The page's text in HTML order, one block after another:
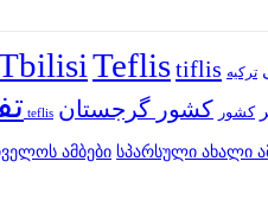
Teflistiflis ترکیه
سایت teflis کشور کشور گرجستان
ამბები სპარსული ახალი